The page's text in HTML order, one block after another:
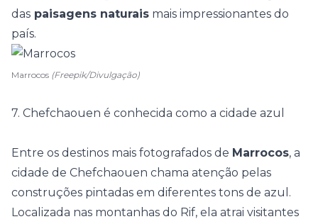
das paisagens naturais mais impressionantes do
país.
Marrocos (Freepik/Divulgação)
7. Chefchaouen é conhecida como a cidade azul
Entre os destinos mais fotografados de Marrocos, a
cidade de Chefchaouen chama atenção pelas
construções pintadas em diferentes tons de azul.
Localizada nas montanhas do Rif, ela atrai visitantes